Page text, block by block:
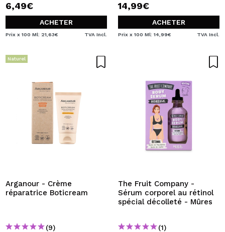
6,49€
ACHETER
Prix x 100 Ml: 21,63€ TVA Incl.
14,99€
ACHETER
Prix x 100 Ml: 14,99€ TVA Incl.
Naturel
Arganour - Crème
réparatrice Boticream
(9)
The Fruit Company -
Sérum corporel au rétinol
spécial décolleté - Mûres
(1)